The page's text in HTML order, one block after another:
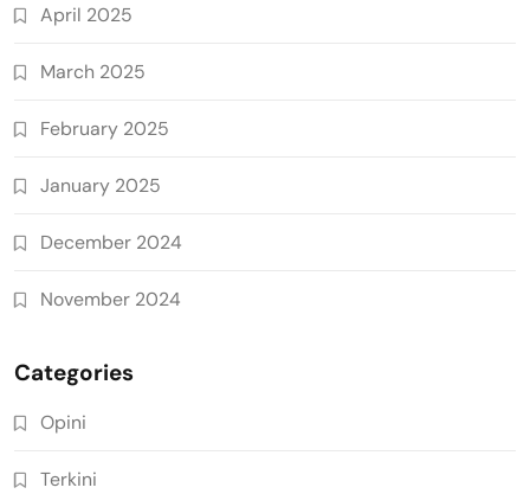
April 2025
March 2025
February 2025
January 2025
December 2024
November 2024
Categories
Opini
Terkini